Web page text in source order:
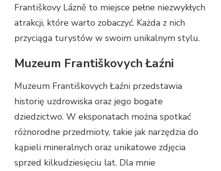
Františkovy Lázně to miejsce pełne niezwykłych
atrakcji, które warto zobaczyć. Każda z nich
przyciąga turystów w swoim unikalnym stylu.
Muzeum Františkovych Łaźni
Muzeum Františkovych Łaźni przedstawia
historię uzdrowiska oraz jego bogate
dziedzictwo. W eksponatach można spotkać
różnorodne przedmioty, takie jak narzędzia do
kąpieli mineralnych oraz unikatowe zdjęcia
sprzed kilkudziesięciu lat. Dla mnie